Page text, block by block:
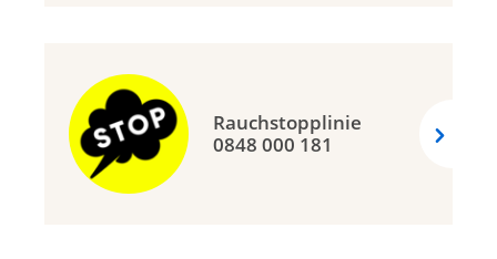
Rauchstopplinie
0848 000 181